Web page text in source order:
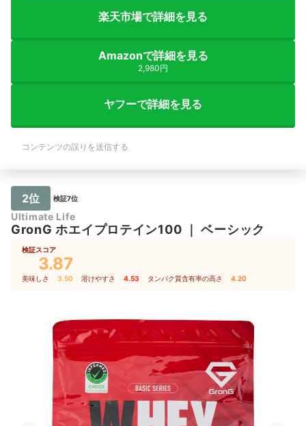
楽天市場で詳細を見る
Amazonで詳細を見る
2,980円
ヤフーで詳細を見る
コンテンツの誤りを送信する
2位 検証7位
Ultimate Life
GronG ホエイプロテイン100 ｜ベーシック
検証スコア
3.87
美味しさ 3.50 溶けやすさ 4.53 タンパク質含有率の高さ 4.20